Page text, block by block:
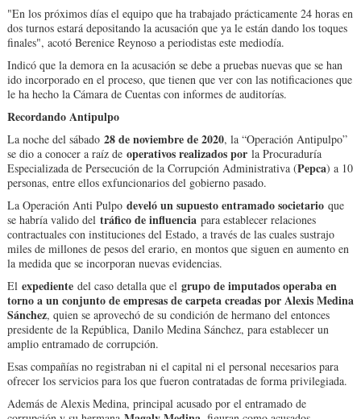
"En los próximos días el equipo que ha trabajado prácticamente 24 horas en
dos turnos estará depositando la acusación que ya le están dando los toques
finales", acotó Berenice Reynoso a periodistas este mediodía.
Indicó que la demora en la acusación se debe a pruebas nuevas que se han
ido incorporado en el proceso, que tienen que ver con las notificaciones que
le ha hecho la Cámara de Cuentas con informes de auditorías.
Recordando Antipulpo
La noche del sábado 28 de noviembre de 2020, la “Operación Antipulpo”
se dio a conocer a raíz de operativos realizados porla Procuraduría
Especializada de Persecución de la Corrupción Administrativa (Pepca) a 10
personas, entre ellos exfuncionarios del gobierno pasado.
La Operación Anti Pulpo develó un supuesto entramado societarioque
se habría valido del tráfico de influenciapara establecer relaciones
contractuales con instituciones del Estado, a través de las cuales sustrajo
miles de millones de pesos del erario, en montos que siguen en aumento en
la medida que se incorporan nuevas evidencias.
El expediente del caso detalla que el grupo de imputados operaba en
torno a un conjunto de empresas de carpeta creadas por Alexis Medina
Sánchez, quien se aprovechó de su condición de hermano del entonces
presidente de la República, Danilo Medina Sánchez, para establecer un
amplio entramado de corrupción.
Esas compañías no registraban ni el capital ni el personal necesarios para
ofrecer los servicios para los que fueron contratadas de forma privilegiada.
Además de Alexis Medina, principal acusado por el entramado de